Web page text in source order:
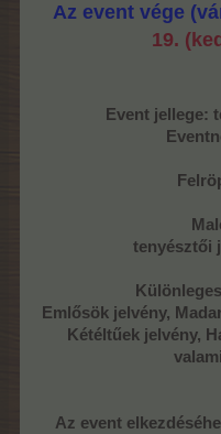
Az event vége
19.
Event jellege:
tenyésztői
Emlősök jelvény,
Kétéltűek jelvény,
Az event